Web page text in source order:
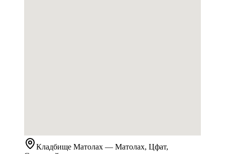
Кладбище Матолах — Матолах, Цфат,